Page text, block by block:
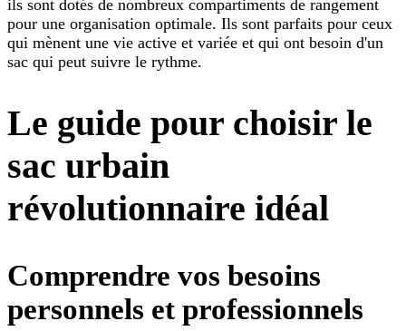
ils sont dotés de nombreux compartiments de rangement
pour une organisation optimale. Ils sont parfaits pour ceux
qui mènent une vie active et variée et qui ont besoin d'un
sac qui peut suivre le rythme.
Le guide pour choisir le
sac urbain
révolutionnaire idéal
Comprendre vos besoins
personnels et professionnels